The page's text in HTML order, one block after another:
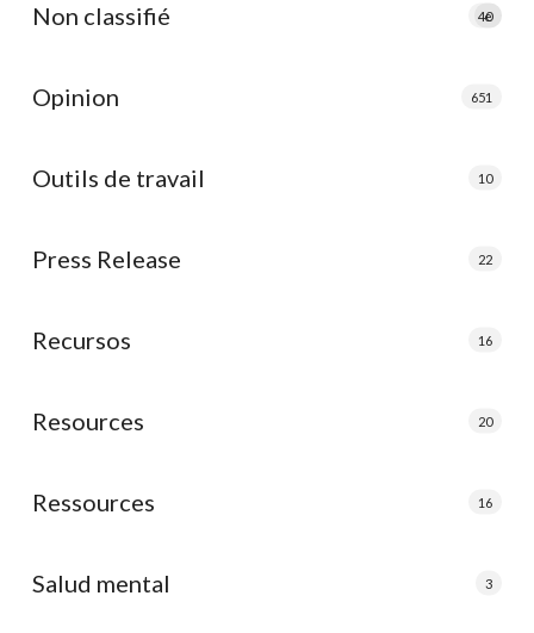
Non classifié e
40
Opinion 651
Outils de travail 10
Press Release 22
Recursos 16
Resources 20
Ressources 16
Salud mental 3